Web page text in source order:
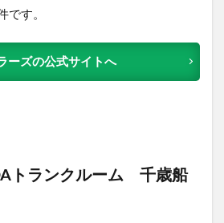
です。
ーズの公式サイトへ
トランクルーム 千歳船